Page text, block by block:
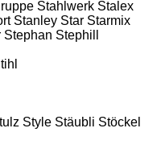
Stahlwerk Stalex
Stanley Star Starmix
Stephan Stephill
Style Stäubli Stöckel